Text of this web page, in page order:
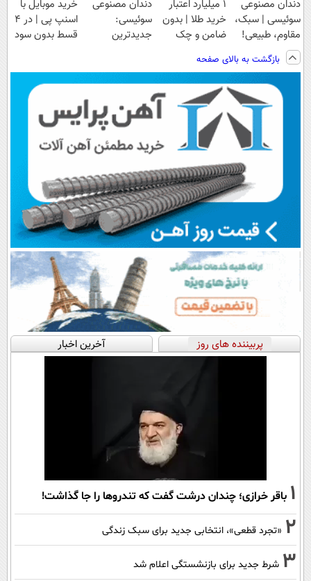
دندان مصنوعی
سوئیسی | سبک،
مقاوم، طبیعی!
ویزیت
رایگان+پرداخت
اقساطی😍
۱ میلیارد اعتبار
خرید طلا | بدون
ضامن و چک
دندان مصنوعی
سوئیسی:
جدیدترین
پرداخت قسطی
خرید موبایل با
اسنپ پی | در ۴
قسط بدون سود
بازگشت به بالای صفحه
پربیننده های روز آخرین اخبار
1 باقر خرازی؛ چندان درشت گفت که تندروها را جا گذاشت!
2 «تجرد قطعی»، انتخابی جدید برای سبک زندگی
3 شرط جدید برای بازنشستگی اعلام شد